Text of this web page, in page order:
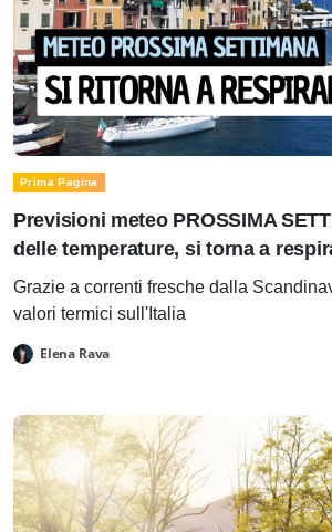
Prima Pagina
Previsioni meteo PROSSIMA
delle temperature, si torna a
Grazie a correnti fresche dalla
valori termici sull'Italia
Elena Rava